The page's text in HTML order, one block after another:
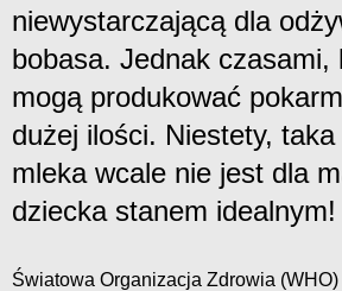
niewystarczającą dla
bobasa. Jednak czasami,
mogą produkować
dużej ilości. Niestety,
mleka wcale nie jest dla
dziecka stanem idealnym!
Światowa Organizacja Zdrowia